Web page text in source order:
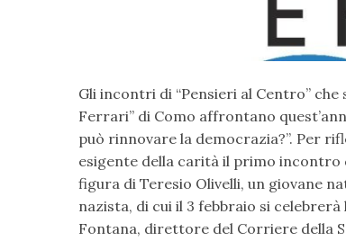
Gli incontri di “Pensieri al Centro”
Ferrari” di Como affrontano
può rinnovare la democrazia?”. Per
esigente della carità il primo incontro
figura di Teresio Olivelli, un giovane
nazista, di cui il 3 febbraio si
Fontana, direttore del Corriere della